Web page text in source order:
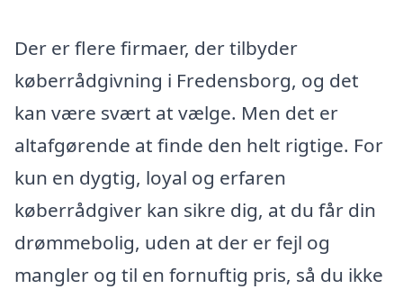
Der er flere firmaer, der tilbyder
køberrådgivning i Fredensborg, og det
kan være svært at vælge. Men det er
altafgørende at finde den helt rigtige. For
kun en dygtig, loyal og erfaren
køberrådgiver kan sikre dig, at du får din
drømmebolig, uden at der er fejl og
mangler og til en fornuftig pris, så du ikke